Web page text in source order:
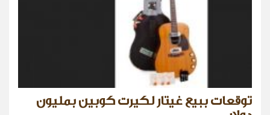
توقعات ببيع غيتار لكيرت كوبين بمليون